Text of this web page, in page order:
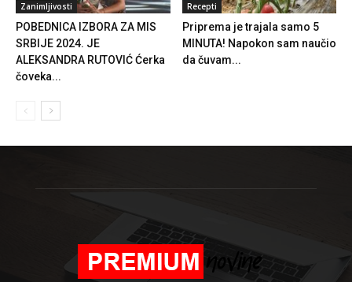
Zanimljivosti
POBEDNICA IZBORA ZA MIS
SRBIJE 2024. JE
ALEKSANDRA RUTOVIĆ Ćerka
čoveka...
Recepti
Priprema je trajala samo 5
MINUTA! Napokon sam naučio
da čuvam...